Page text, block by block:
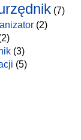
(7)
(2)
(3)
(5)